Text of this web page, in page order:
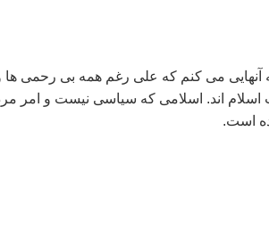
آنهايی می کنم که علی رغم همه بی رحمی ها
اسلام اند. اسلامی که سياسی نيست و امر
است.